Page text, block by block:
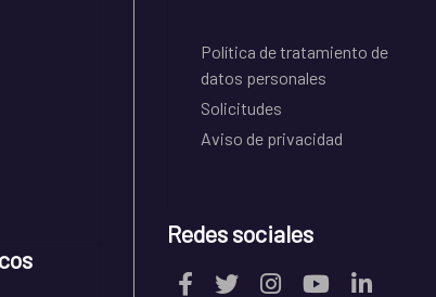
Política de tratamiento de
datos personales
Solicitudes
Aviso de privacidad
Redes sociales